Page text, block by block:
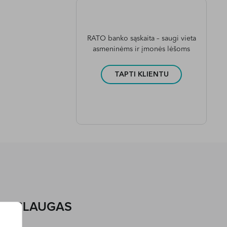
RATO banko sąskaita – saugi vieta
asmeninėms ir įmonės lėšoms
TAPTI KLIENTU